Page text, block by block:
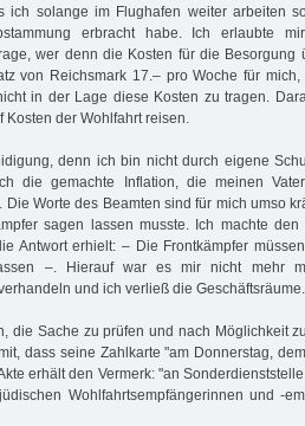
ich solange im Flughafen weiter arbeiten
erbracht habe. Ich erlaubte
wer denn die Kosten für die Besorgung
von Reichsmark 17.– pro Woche für
in der Lage diese Kosten zu tragen.
der Wohlfahrt reisen.
denn ich bin nicht durch eigene
die gemachte Inflation, die meinen
Die Worte des Beamten sind für mich umso
sagen lassen musste. Ich machte den
Antwort erhielt: – Die Frontkämpfer
–. Hierauf war es mir nicht mehr
und ich verließ die
die Sache zu prüfen und nach Möglichkeit
dass seine Zahlkarte "am Donnerstag,
erhält den Vermerk: "an
Wohlfahrtsempfängerinnen und -